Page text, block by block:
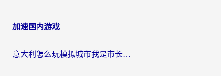
加速国内游戏
意大利怎么玩模拟城市我是市长？海外党国服游戏加速终极攻略（附三国3量子特攻解决办法）